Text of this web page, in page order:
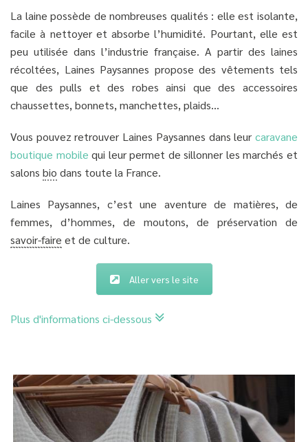
La laine possède de nombreuses qualités : elle est isolante,
facile à nettoyer et absorbe l’humidité. Pourtant, elle est
peu utilisée dans l’industrie française. A partir des laines
récoltées, Laines Paysannes propose des vêtements tels
que des pulls et des robes ainsi que des accessoires
chaussettes, bonnets, manchettes, plaids…
Vous pouvez retrouver Laines Paysannes dans leur caravane
boutique mobile qui leur permet de sillonner les marchés et
salons bio dans toute la France.
Laines Paysannes, c’est une aventure de matières, de
femmes, d’hommes, de moutons, de préservation de
savoir-faire et de culture.
Aller vers le site
Plus d'informations ci-dessous